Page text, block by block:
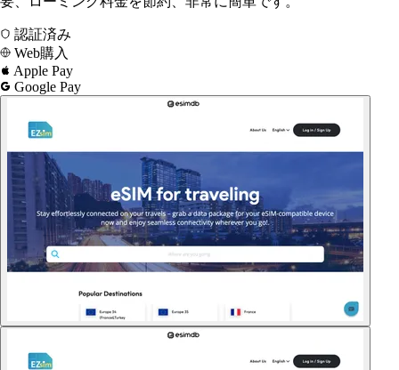
認証済み
Web購入
Apple Pay
Google Pay